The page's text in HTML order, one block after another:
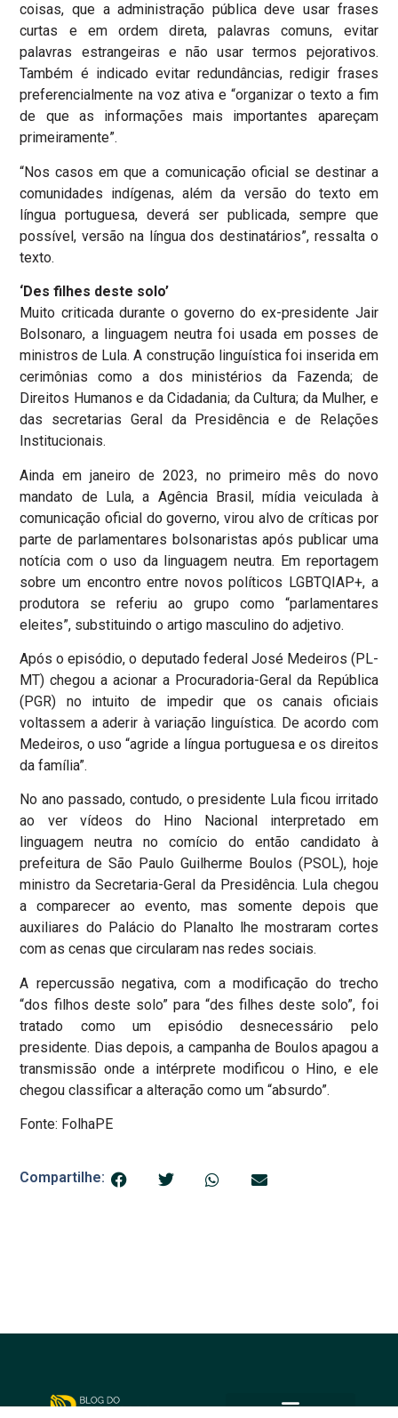
coisas, que a administração pública deve usar frases
curtas e em ordem direta, palavras comuns, evitar
palavras estrangeiras e não usar termos pejorativos.
Também é indicado evitar redundâncias, redigir frases
preferencialmente na voz ativa e “organizar o texto a fim
de que as informações mais importantes apareçam
primeiramente”.
“Nos casos em que a comunicação oficial se destinar a
comunidades indígenas, além da versão do texto em
língua portuguesa, deverá ser publicada, sempre que
possível, versão na língua dos destinatários”, ressalta o
texto.
‘Des filhes deste solo’
Muito criticada durante o governo do ex-presidente Jair
Bolsonaro, a linguagem neutra foi usada em posses de
ministros de Lula. A construção linguística foi inserida em
cerimônias como a dos ministérios da Fazenda; de
Direitos Humanos e da Cidadania; da Cultura; da Mulher, e
das secretarias Geral da Presidência e de Relações
Institucionais.
Ainda em janeiro de 2023, no primeiro mês do novo
mandato de Lula, a Agência Brasil, mídia veiculada à
comunicação oficial do governo, virou alvo de críticas por
parte de parlamentares bolsonaristas após publicar uma
notícia com o uso da linguagem neutra. Em reportagem
sobre um encontro entre novos políticos LGBTQIAP+, a
produtora se referiu ao grupo como “parlamentares
eleites”, substituindo o artigo masculino do adjetivo.
Após o episódio, o deputado federal José Medeiros (PL-
MT) chegou a acionar a Procuradoria-Geral da República
(PGR) no intuito de impedir que os canais oficiais
voltassem a aderir à variação linguística. De acordo com
Medeiros, o uso “agride a língua portuguesa e os direitos
da família”.
No ano passado, contudo, o presidente Lula ficou irritado
ao ver vídeos do Hino Nacional interpretado em
linguagem neutra no comício do então candidato à
prefeitura de São Paulo Guilherme Boulos (PSOL), hoje
ministro da Secretaria-Geral da Presidência. Lula chegou
a comparecer ao evento, mas somente depois que
auxiliares do Palácio do Planalto lhe mostraram cortes
com as cenas que circularam nas redes sociais.
A repercussão negativa, com a modificação do trecho
“dos filhos deste solo” para “des filhes deste solo”, foi
tratado como um episódio desnecessário pelo
presidente. Dias depois, a campanha de Boulos apagou a
transmissão onde a intérprete modificou o Hino, e ele
chegou classificar a alteração como um “absurdo”.
Fonte: FolhaPE
Compartilhe: